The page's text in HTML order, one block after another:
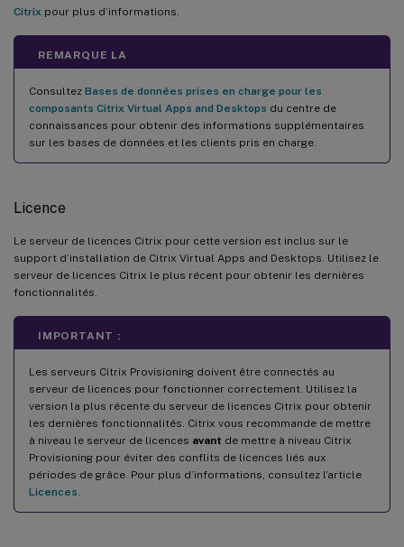
Citrix pour plus d’informations.
REMARQUE LA
Consultez Bases de données prises en charge pour les
composants Citrix Virtual Apps and Desktops du centre de
connaissances pour obtenir des informations supplémentaires
sur les bases de données et les clients pris en charge.
Licence
Le serveur de licences Citrix pour cette version est inclus sur le
support d’installation de Citrix Virtual Apps and Desktops. Utilisez le
serveur de licences Citrix le plus récent pour obtenir les dernières
fonctionnalités.
IMPORTANT :
Les serveurs Citrix Provisioning doivent être connectés au
serveur de licences pour fonctionner correctement. Utilisez la
version la plus récente du serveur de licences Citrix pour obtenir
les dernières fonctionnalités. Citrix vous recommande de mettre
à niveau le serveur de licences avant de mettre à niveau Citrix
Provisioning pour éviter des conflits de licences liés aux
périodes de grâce. Pour plus d’informations, consultez l’article
Licences